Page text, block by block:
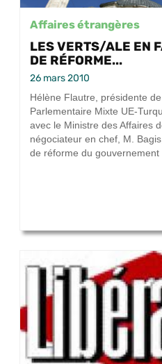
Affaires étrangères
LES VERTS/ALE EN
DE RÉFORME...
26 mars 2010
Hélène Flautre, présidente
Parlementaire Mixte UE-
avec le Ministre des Affaires
négociateur en chef, M.
de réforme du gouvernement